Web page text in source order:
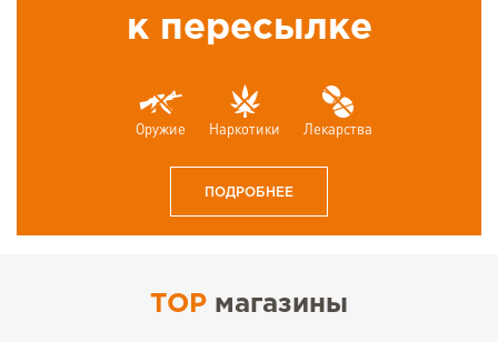
к пересылке
Оружие Наркотики Лекарства
ПОДРОБНЕЕ
TOP магазины